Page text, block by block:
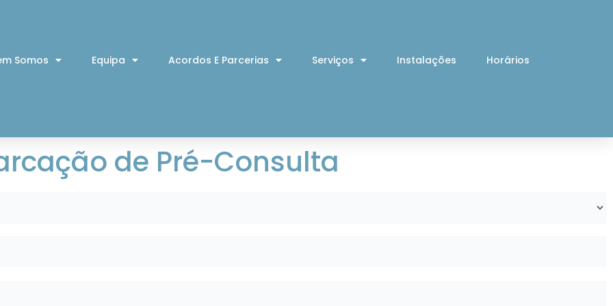
Somos Equipa Acordos E Parcerias Serviços Instalações
Horários
de Pré-Consulta